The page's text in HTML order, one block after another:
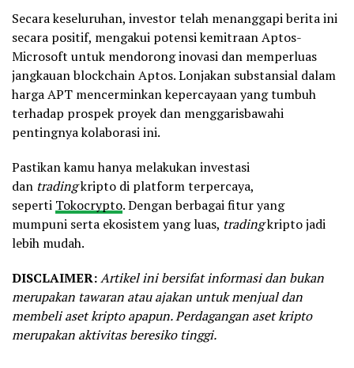
Secara keseluruhan, investor telah menanggapi berita ini
secara positif, mengakui potensi kemitraan Aptos-
Microsoft untuk mendorong inovasi dan memperluas
jangkauan blockchain Aptos. Lonjakan substansial dalam
harga APT mencerminkan kepercayaan yang tumbuh
terhadap prospek proyek dan menggarisbawahi
pentingnya kolaborasi ini.
Pastikan kamu hanya melakukan investasi
dan tradingkripto di platform terpercaya,
seperti Tokocrypto. Dengan berbagai fitur yang
mumpuni serta ekosistem yang luas, tradingkripto jadi
lebih mudah.
DISCLAIMER:Artikel ini bersifat informasi dan bukan
merupakan tawaran atau ajakan untuk menjual dan
membeli aset kripto apapun. Perdagangan aset kripto
merupakan aktivitas beresiko tinggi.